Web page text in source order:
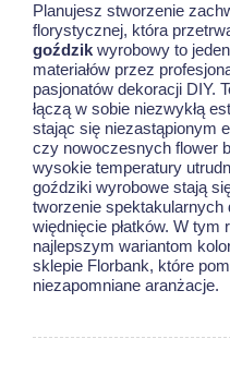
Planujesz stworzenie
florystycznej, która
goździk wyrobowy to
materiałów przez
pasjonatów dekoracji DIY.
łączą w sobie niezwykłą
stając się niezastąpionym
czy nowoczesnych flower
wysokie temperatury
goździki wyrobowe stają
tworzenie spektakularnych
więdnięcie płatków. W
najlepszym wariantom
sklepie Florbank, które
niezapomniane aranżacje.